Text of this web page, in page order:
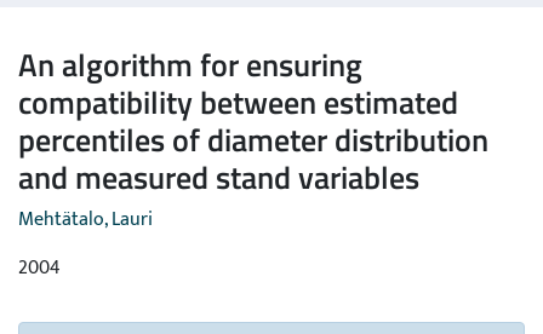
An algorithm for ensuring
compatibility between estimated
percentiles of diameter distribution
and measured stand variables
Mehtätalo, Lauri
2004